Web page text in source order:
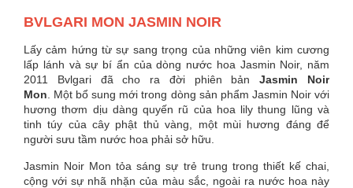
BVLGARI MON JASMIN NOIR
Lấy cảm hứng từ sự sang trọng của những viên kim cương
lấp lánh và sự bí ẩn của dòng nước hoa Jasmin Noir, năm
2011 Bvlgari đã cho ra đời phiên bảnJasmin Noir
Mon . Một bổ sung mới trong dòng sản phẩm Jasmin Noir với
hương thơm dịu dàng quyến rũ của hoa lily thung lũng và
tinh túy của cây phật thủ vàng, một mùi hương đáng để
người sưu tầm nước hoa phải sở hữu.
Jasmin Noir Mon tỏa sáng sự trẻ trung trong thiết kế chai,
cộng với sự nhã nhặn của màu sắc, ngoài ra nước hoa này